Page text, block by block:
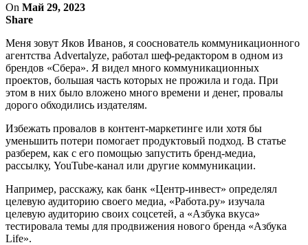
On Май 29, 2023
Share
Меня зовут Яков Иванов, я сооснователь коммуникационного
агентства Advertalyze, работал шеф-редактором в одном из
брендов «Сбера». Я видел много коммуникационных
проектов, большая часть которых не прожила и года. При
этом в них было вложено много времени и денег, провалы
дорого обходились издателям.
Избежать провалов в контент-маркетинге или хотя бы
уменьшить потери помогает продуктовый подход. В статье
разберем, как с его помощью запустить бренд-медиа,
рассылку, YouTube-канал или другие коммуникации.
Например, расскажу, как банк «Центр-инвест» определял
целевую аудиторию своего медиа, «Работа.ру» изучала
целевую аудиторию своих соцсетей, а «Азбука вкуса»
тестировала темы для продвижения нового бренда «Азбука
Life».